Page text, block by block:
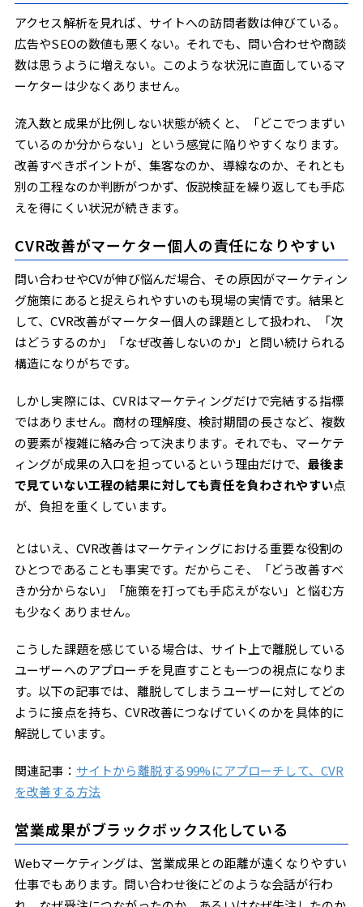
アクセス解析を見れば、サイトへの訪問者数は伸びている。
広告やSEOの数値も悪くない。それでも、問い合わせや商談
数は思うように増えない。このような状況に直面しているマ
ーケターは少なくありません。
流入数と成果が比例しない状態が続くと、「どこでつまずい
ているのか分からない」という感覚に陥りやすくなります。
改善すべきポイントが、集客なのか、導線なのか、それとも
別の工程なのか判断がつかず、仮説検証を繰り返しても手応
えを得にくい状況が続きます。
CVR改善がマーケター個人の責任になりやすい
問い合わせやCVが伸び悩んだ場合、その原因がマーケティン
グ施策にあると捉えられやすいのも現場の実情です。結果と
して、CVR改善がマーケター個人の課題として扱われ、「次
はどうするのか」「なぜ改善しないのか」と問い続けられる
構造になりがちです。
しかし実際には、CVRはマーケティングだけで完結する指標
ではありません。商材の理解度、検討期間の長さなど、複数
の要素が複雑に絡み合って決まります。それでも、マーケテ
ィングが成果の入口を担っているという理由だけで、 最後ま
で見ていない工程の結果に対しても責任を負わされやすい点
が、負担を重くしています。
とはいえ、CVR改善はマーケティングにおける重要な役割の
ひとつであることも事実です。だからこそ、「どう改善すべ
きか分からない」「施策を打っても手応えがない」と悩む方
も少なくありません。
こうした課題を感じている場合は、サイト上で離脱している
ユーザーへのアプローチを見直すことも一つの視点になりま
す。以下の記事では、離脱してしまうユーザーに対してどの
ように接点を持ち、CVR改善につなげていくのかを具体的に
解説しています。
関連記事： サイトから離脱する99%にアプローチして、CVR
を改善する方法
営業成果がブラックボックス化している
Webマーケティングは、営業成果との距離が遠くなりやすい
仕事でもあります。問い合わせ後にどのような会話が行わ